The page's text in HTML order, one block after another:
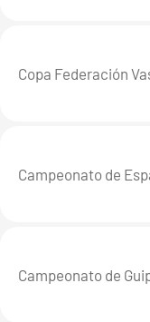
Copa Federación
Campeonato de
Campeonato de